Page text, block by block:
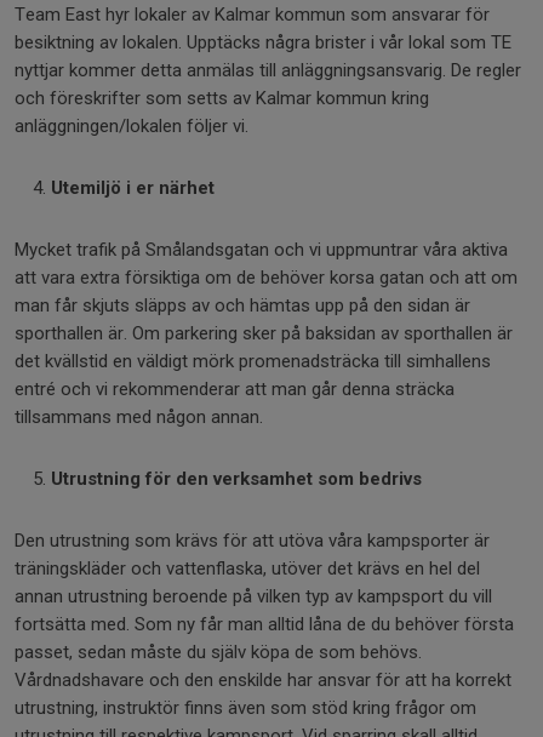
Team East hyr lokaler av Kalmar kommun som ansvarar för
besiktning av lokalen. Upptäcks några brister i vår lokal som TE
nyttjar kommer detta anmälas till anläggningsansvarig. De regler
och föreskrifter som setts av Kalmar kommun kring
anläggningen/lokalen följer vi.
Utemiljö i er närhet
Mycket trafik på Smålandsgatan och vi uppmuntrar våra aktiva
att vara extra försiktiga om de behöver korsa gatan och att om
man får skjuts släpps av och hämtas upp på den sidan är
sporthallen är. Om parkering sker på baksidan av sporthallen är
det kvällstid en väldigt mörk promenadsträcka till simhallens
entré och vi rekommenderar att man går denna sträcka
tillsammans med någon annan.
Utrustning för den verksamhet som bedrivs
Den utrustning som krävs för att utöva våra kampsporter är
träningskläder och vattenflaska, utöver det krävs en hel del
annan utrustning beroende på vilken typ av kampsport du vill
fortsätta med. Som ny får man alltid låna de du behöver första
passet, sedan måste du själv köpa de som behövs.
Vårdnadshavare och den enskilde har ansvar för att ha korrekt
utrustning, instruktör finns även som stöd kring frågor om